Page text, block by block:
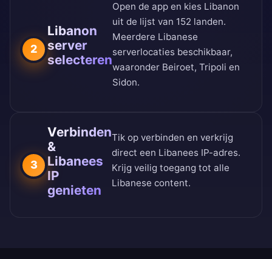
2
Libanon
server
selecteren
Open de app en kies Libanon
uit de lijst van 152 landen.
Meerdere Libanese
serverlocaties beschikbaar,
waaronder Beiroet, Tripoli en
Sidon.
3
Verbinden
&
Libanees
IP
genieten
Tik op verbinden en verkrijg
direct een Libanees IP-adres.
Krijg veilig toegang tot alle
Libanese content.